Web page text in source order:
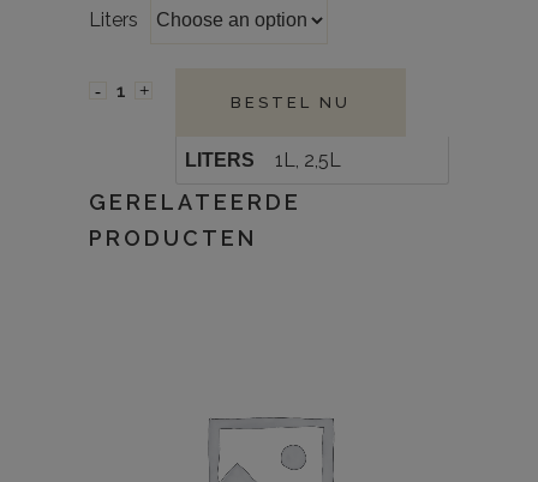
Liters
BESTEL NU
LITERS 1L, 2,5L
GERELATEERDE
PRODUCTEN